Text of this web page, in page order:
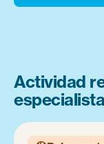
Actividad